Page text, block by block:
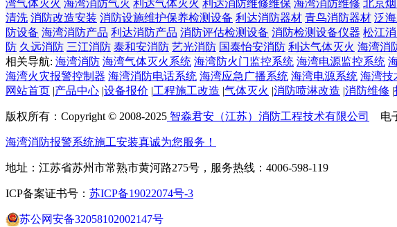
湾气体灭火 海湾消防气灭 利达气体灭火 利达消防维修维保 海湾消防维修 北京
清洗 消防改造安装 消防设施维护保养检测设备 利达消防器材 青鸟消防器材 泛
防设备 海湾消防产品 利达消防产品 消防评估检测设备 消防检测设备仪器 松江
防 久远消防 三江消防 泰和安消防 艺光消防 国泰怡安消防 利达气体灭火 海湾消
相关导航: 海湾消防 海湾气体灭火系统 海湾防火门监控系统 海湾电源监控系统
海湾火灾报警控制器 海湾消防电话系统 海湾应急广播系统 海湾电源系统 海湾技
网站首页 |产品中心 |设备报价 |工程施工改造 |气体灭火 |消防喷淋改造 |消防维修 |
版权所有：Copyright © 2008-2025 智淼君安（江苏）消防工程技术有限公司 电
海湾消防报警系统施工安装真诚为您服务！
地址：江苏省苏州市常熟市黄河路275号，服务热线：4006-598-119
ICP备案证书号： 苏ICP备19022074号-3
苏公网安备32058102002147号